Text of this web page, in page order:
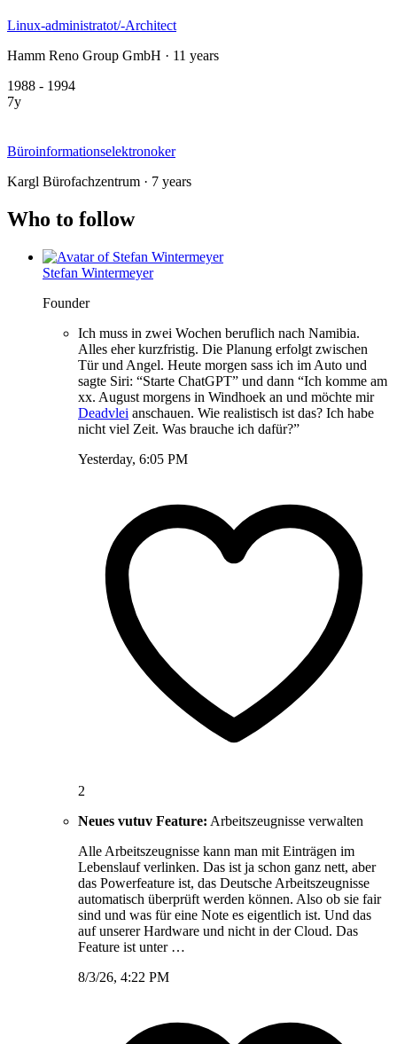
Linux-administratot/-Architect
Hamm Reno Group GmbH · 11 years
1988 - 1994
7y
Büroinformationselektronoker
Kargl Bürofachzentrum · 7 years
Who to follow
Stefan Wintermeyer
Founder
Ich muss in zwei Wochen beruflich nach Namibia.
Alles eher kurzfristig. Die Planung erfolgt zwischen
Tür und Angel. Heute morgen sass ich im Auto und
sagte Siri: “Starte ChatGPT” und dann “Ich komme am
xx. August morgens in Windhoek an und möchte mir
Deadvlei anschauen. Wie realistisch ist das? Ich habe
nicht viel Zeit. Was brauche ich dafür?”
Yesterday, 6:05 PM
2
Neues vutuv Feature: Arbeitszeugnisse verwalten
Alle Arbeitszeugnisse kann man mit Einträgen im
Lebenslauf verlinken. Das ist ja schon ganz nett, aber
das Powerfeature ist, das Deutsche Arbeitszeugnisse
automatisch überprüft werden können. Also ob sie fair
sind und was für eine Note es eigentlich ist. Und das
auf unserer Hardware und nicht in der Cloud. Das
Feature ist unter …
8/3/26, 4:22 PM